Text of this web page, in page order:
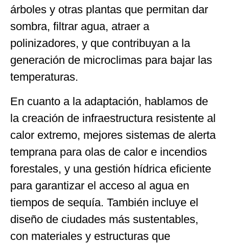
árboles y otras plantas que permitan dar
sombra, filtrar agua, atraer a
polinizadores, y que contribuyan a la
generación de microclimas para bajar las
temperaturas.
En cuanto a la adaptación, hablamos de
la creación de infraestructura resistente al
calor extremo, mejores sistemas de alerta
temprana para olas de calor e incendios
forestales, y una gestión hídrica eficiente
para garantizar el acceso al agua en
tiempos de sequía. También incluye el
diseño de ciudades más sustentables,
con materiales y estructuras que